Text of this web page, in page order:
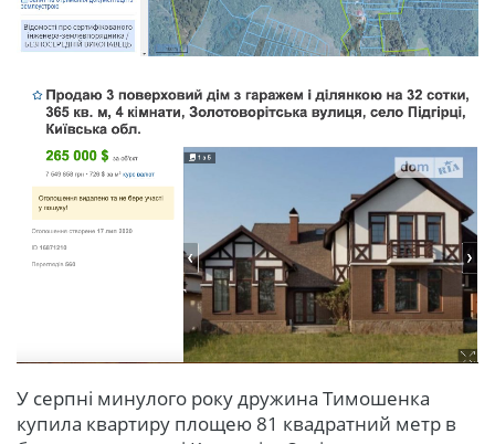
У серпні минулого року дружина Тимошенка
купила квартиру площею 81 квадратний метр в